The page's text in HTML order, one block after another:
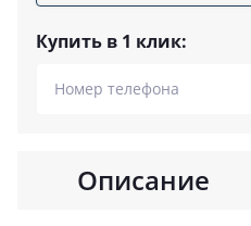
Купить в 1 клик:
Описание